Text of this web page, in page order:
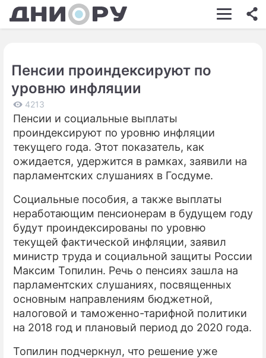
ШОУ-БИЗНЕС
КИНО
ЗДОРОВЬЕ
ЭКОНОМИКА
ПРОИСШЕСТВИЯ
СТИЛЬ ЖИЗНИ
СЕРИАЛЫ
ИГРЫ
ПРЕСС-РЕЛИЗЫ
О ПРОЕКТЕ
Пенсии проиндексируют по
уровню инфляции
4213
Пенсии и социальные выплаты
проиндексируют по уровню инфляции
текущего года. Этот показатель, как
ожидается, удержится в рамках, заявили на
парламентских слушаниях в Госдуме.
Социальные пособия, а также выплаты
неработающим пенсионерам в будущем году
будут проиндексированы по уровню
текущей фактической инфляции, заявил
министр труда и социальной защиты России
Максим Топилин. Речь о пенсиях зашла на
парламентских слушаниях, посвященных
основным направлениям бюджетной,
налоговой и таможенно-тарифной политики
на 2018 год и плановый период до 2020 года.
Топилин подчеркнул, что решение уже